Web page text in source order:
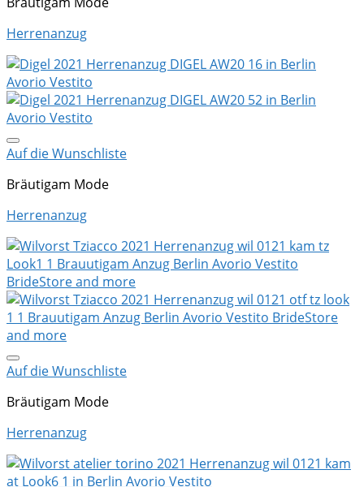
Herrenanzug
Auf die Wunschliste
Bräutigam Mode
Herrenanzug
Auf die Wunschliste
Bräutigam Mode
Herrenanzug